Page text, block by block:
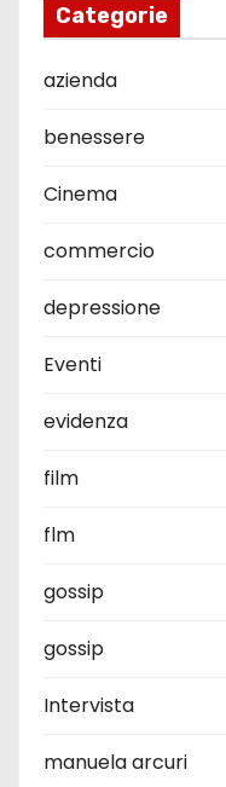
Categorie
azienda
benessere
Cinema
commercio
depressione
Eventi
evidenza
film
flm
gossip
gossip
Intervista
manuela arcuri